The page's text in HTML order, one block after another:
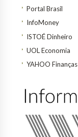
Portal Brasil
InfoMoney
ISTOÉ Dinheiro
UOL Economia
YAHOO Finanças